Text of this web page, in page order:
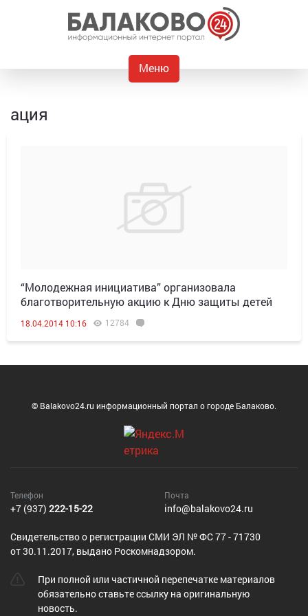
Меню
ация
“Молодежная инициатива” организовала
благотворительную акцию к Дню защиты детей
18.04.2014 10:16 12784
© Balakovo24.ru информационный портал о городе Балаково.
Телефон
+7 (937) 222-15-22
Почта
info@balakovo24.ru
Cвидетельство о регистрации СМИ ЭЛ № ФС 77 - 71730
от 30.11.2017, выдано Роскомнадзором.
При полной или частичной перепечатке материалов
обязательно ставьте ссылку на оригинальную
новость.